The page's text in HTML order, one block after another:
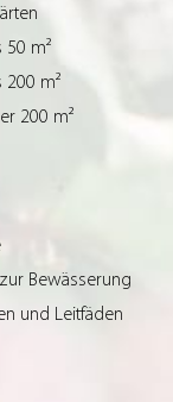
50 m²
200 m²
200 m²
Bewässerung
und Leitfäden